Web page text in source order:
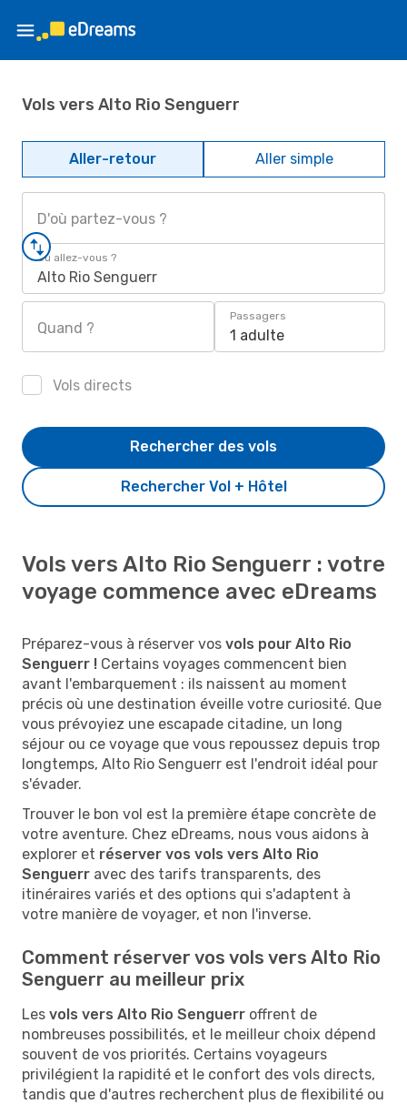
Vols vers Alto Rio Senguerr
Aller-retour Aller simple
D'où partez-vous ?
Où allez-vous ?
Alto Rio Senguerr
Quand ?
Passagers
1 adulte
Vols directs
Rechercher Vol + Hôtel
Rechercher des vols
Vols vers Alto Rio Senguerr : votre
voyage commence avec eDreams
Préparez-vous à réserver vos vols pour Alto Rio
Senguerr ! Certains voyages commencent bien
avant l'embarquement : ils naissent au moment
précis où une destination éveille votre curiosité. Que
vous prévoyiez une escapade citadine, un long
séjour ou ce voyage que vous repoussez depuis trop
longtemps, Alto Rio Senguerr est l'endroit idéal pour
s'évader.
Trouver le bon vol est la première étape concrète de
votre aventure. Chez eDreams, nous vous aidons à
explorer et réserver vos vols vers Alto Rio
Senguerr avec des tarifs transparents, des
itinéraires variés et des options qui s'adaptent à
votre manière de voyager, et non l'inverse.
Comment réserver vos vols vers Alto Rio
Senguerr au meilleur prix
Les vols vers Alto Rio Senguerr offrent de
nombreuses possibilités, et le meilleur choix dépend
souvent de vos priorités. Certains voyageurs
privilégient la rapidité et le confort des vols directs,
tandis que d'autres recherchent plus de flexibilité ou